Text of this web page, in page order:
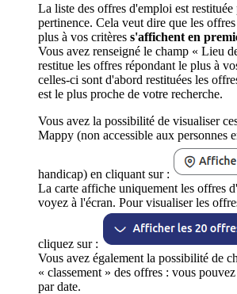
La liste des offres d'emploi est restituée
pertinence. Cela veut dire que les
plus à vos critères s'affichent en
Vous avez renseigné le champ « Lieu
restitue les offres répondant le plus à
celles-ci sont d'abord restituées les
est le plus proche de votre recherche.
Vous avez la possibilité de visualiser
Mappy (non accessible aux personnes
handicap) en cliquant sur :
La carte affiche uniquement les offres
voyez à l'écran. Pour visualiser les
cliquez sur :
Vous avez également la possibilité de
« classement » des offres : vous
par date.